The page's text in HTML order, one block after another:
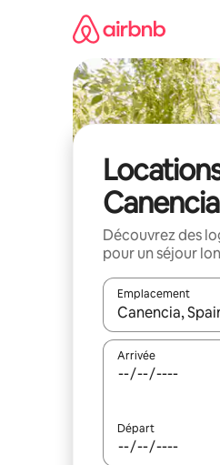
Canencia
Découvrez des
pour un séjour
Emplacement
Quand les
Arrivée
Départ